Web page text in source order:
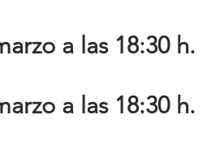
a las 18:30
a las 18:30